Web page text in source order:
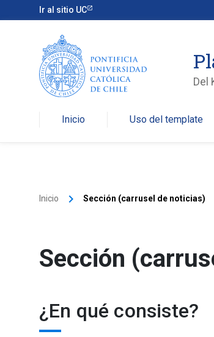
Ir al sitio UC
Del
Inicio Uso del template
Inicio keyboard_arrow_right Sección (carrusel de noticias)
Sección
¿En qué consiste?